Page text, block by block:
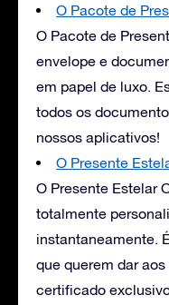
O Pacote de
O Pacote de
envelope e
em papel de luxo.
todos os
nossos aplicativos!
O Presente
O Presente Estelar
totalmente
instantaneamente.
que querem dar
certificado